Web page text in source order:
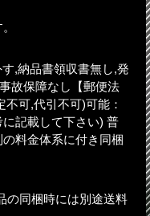
,納品書領収書無し,発
故保障なし【郵便法
可,代引不可)可能：
記載して下さい) 普
料金体系に付き同梱
の同梱時には別途送料